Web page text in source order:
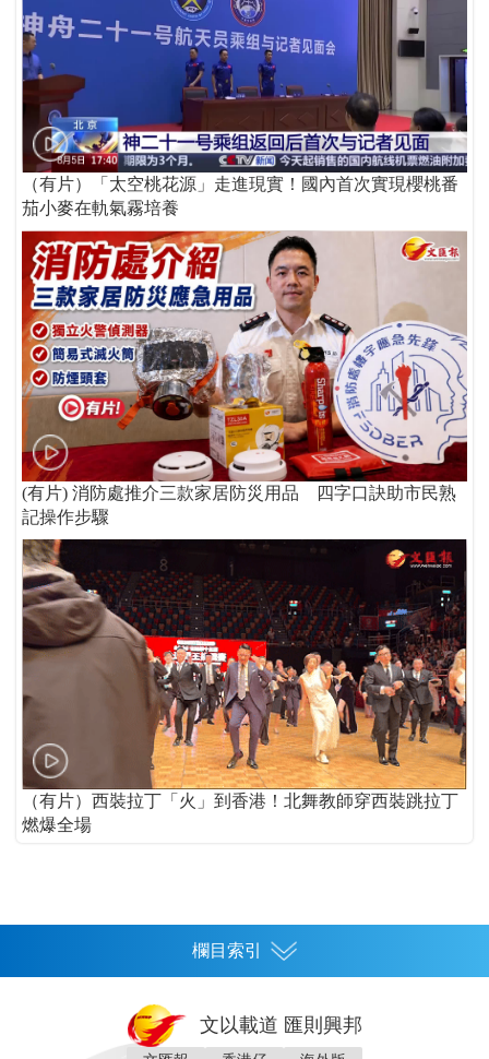
（有片）「太空桃花源」走進現實！國內首次實現櫻桃番
茄小麥在軌氣霧培養
(有片) 消防處推介三款家居防災用品 四字口訣助市民熟
記操作步驟
（有片）西裝拉丁「火」到香港！北舞教師穿西裝跳拉丁
燃爆全場
欄目索引
文以載道 匯則興邦